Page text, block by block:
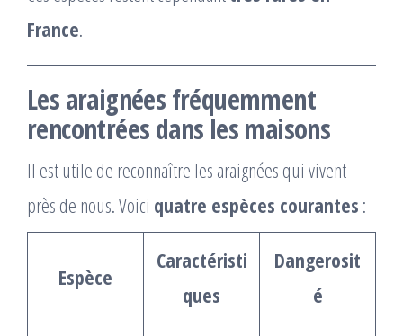
France.
Les araignées fréquemment
rencontrées dans les maisons
Il est utile de reconnaître les araignées qui vivent
près de nous. Voici quatre espèces courantes :
Espèce
Caractéristi
ques
Dangerosit
é